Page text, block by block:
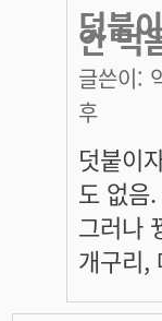
덧붙
안 먹
글쓴이:
후
덧붙이
도 없음.
그러나
개구리,